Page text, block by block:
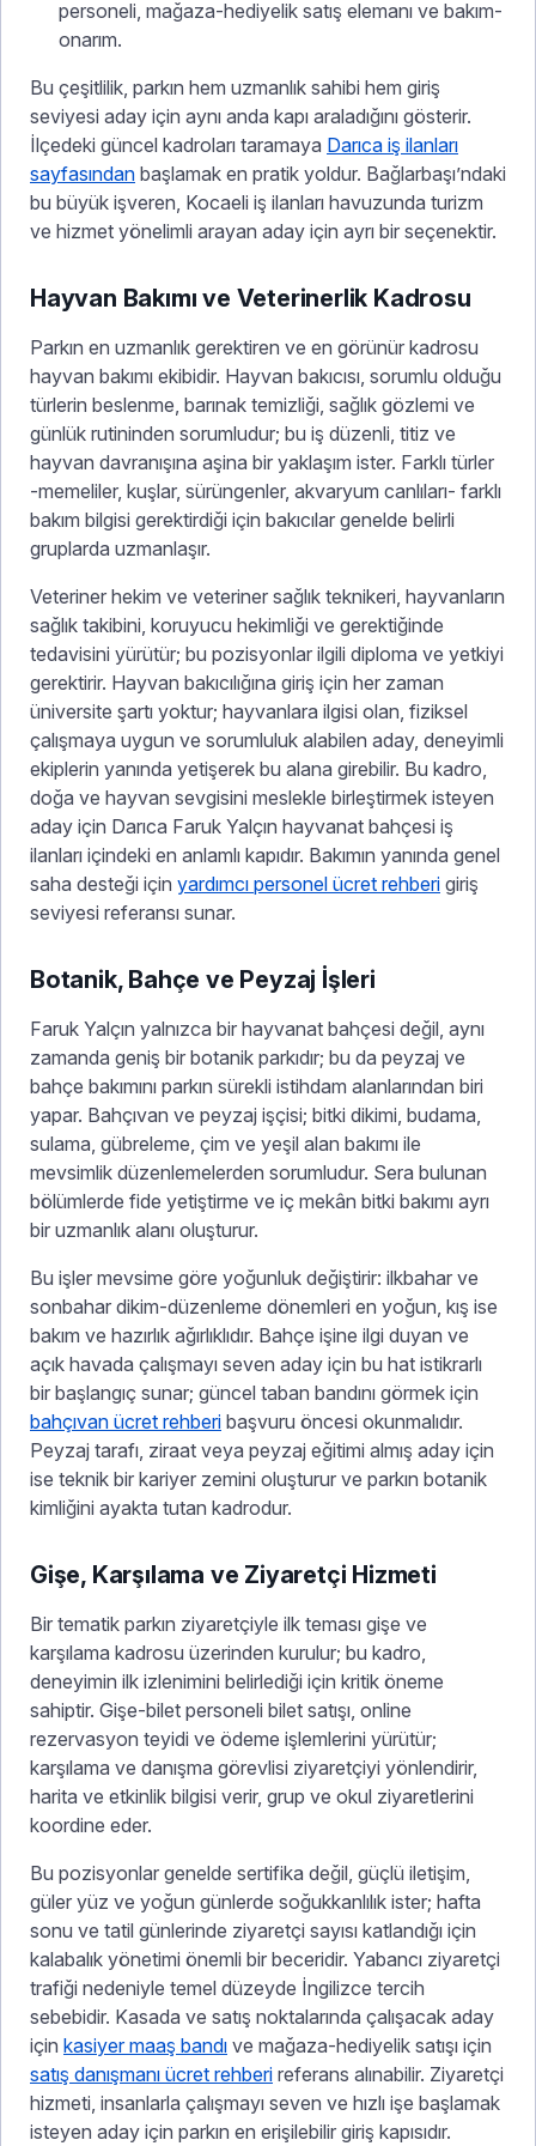
personeli, mağaza-hediyelik satış elemanı ve bakım-
onarım.
Bu çeşitlilik, parkın hem uzmanlık sahibi hem giriş
seviyesi aday için aynı anda kapı araladığını gösterir.
İlçedeki güncel kadroları taramaya Darıca iş ilanları
sayfasından başlamak en pratik yoldur. Bağlarbaşı’ndaki
bu büyük işveren, Kocaeli iş ilanları havuzunda turizm
ve hizmet yönelimli arayan aday için ayrı bir seçenektir.
Hayvan Bakımı ve Veterinerlik Kadrosu
Parkın en uzmanlık gerektiren ve en görünür kadrosu
hayvan bakımı ekibidir. Hayvan bakıcısı, sorumlu olduğu
türlerin beslenme, barınak temizliği, sağlık gözlemi ve
günlük rutininden sorumludur; bu iş düzenli, titiz ve
hayvan davranışına aşina bir yaklaşım ister. Farklı türler
-memeliler, kuşlar, sürüngenler, akvaryum canlıları- farklı
bakım bilgisi gerektirdiği için bakıcılar genelde belirli
gruplarda uzmanlaşır.
Veteriner hekim ve veteriner sağlık teknikeri, hayvanların
sağlık takibini, koruyucu hekimliği ve gerektiğinde
tedavisini yürütür; bu pozisyonlar ilgili diploma ve yetkiyi
gerektirir. Hayvan bakıcılığına giriş için her zaman
üniversite şartı yoktur; hayvanlara ilgisi olan, fiziksel
çalışmaya uygun ve sorumluluk alabilen aday, deneyimli
ekiplerin yanında yetişerek bu alana girebilir. Bu kadro,
doğa ve hayvan sevgisini meslekle birleştirmek isteyen
aday için Darıca Faruk Yalçın hayvanat bahçesi iş
ilanları içindeki en anlamlı kapıdır. Bakımın yanında genel
saha desteği için yardımcı personel ücret rehberi giriş
seviyesi referansı sunar.
Botanik, Bahçe ve Peyzaj İşleri
Faruk Yalçın yalnızca bir hayvanat bahçesi değil, aynı
zamanda geniş bir botanik parkıdır; bu da peyzaj ve
bahçe bakımını parkın sürekli istihdam alanlarından biri
yapar. Bahçıvan ve peyzaj işçisi; bitki dikimi, budama,
sulama, gübreleme, çim ve yeşil alan bakımı ile
mevsimlik düzenlemelerden sorumludur. Sera bulunan
bölümlerde fide yetiştirme ve iç mekân bitki bakımı ayrı
bir uzmanlık alanı oluşturur.
Bu işler mevsime göre yoğunluk değiştirir: ilkbahar ve
sonbahar dikim-düzenleme dönemleri en yoğun, kış ise
bakım ve hazırlık ağırlıklıdır. Bahçe işine ilgi duyan ve
açık havada çalışmayı seven aday için bu hat istikrarlı
bir başlangıç sunar; güncel taban bandını görmek için
bahçıvan ücret rehberi başvuru öncesi okunmalıdır.
Peyzaj tarafı, ziraat veya peyzaj eğitimi almış aday için
ise teknik bir kariyer zemini oluşturur ve parkın botanik
kimliğini ayakta tutan kadrodur.
Gişe, Karşılama ve Ziyaretçi Hizmeti
Bir tematik parkın ziyaretçiyle ilk teması gişe ve
karşılama kadrosu üzerinden kurulur; bu kadro,
deneyimin ilk izlenimini belirlediği için kritik öneme
sahiptir. Gişe-bilet personeli bilet satışı, online
rezervasyon teyidi ve ödeme işlemlerini yürütür;
karşılama ve danışma görevlisi ziyaretçiyi yönlendirir,
harita ve etkinlik bilgisi verir, grup ve okul ziyaretlerini
koordine eder.
Bu pozisyonlar genelde sertifika değil, güçlü iletişim,
güler yüz ve yoğun günlerde soğukkanlılık ister; hafta
sonu ve tatil günlerinde ziyaretçi sayısı katlandığı için
kalabalık yönetimi önemli bir beceridir. Yabancı ziyaretçi
trafiği nedeniyle temel düzeyde İngilizce tercih
sebebidir. Kasada ve satış noktalarında çalışacak aday
için kasiyer maaş bandı ve mağaza-hediyelik satışı için
satış danışmanı ücret rehberi referans alınabilir. Ziyaretçi
hizmeti, insanlarla çalışmayı seven ve hızlı işe başlamak
isteyen aday için parkın en erişilebilir giriş kapısıdır.